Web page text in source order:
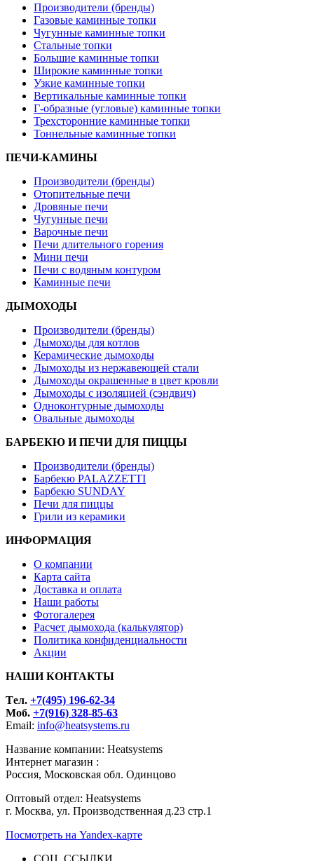
Производители (бренды)
Газовые каминные топки
Чугунные каминные топки
Стальные топки
Большие каминные топки
Широкие каминные топки
Узкие каминные топки
Вертикальные каминные топки
Г-образные (угловые) каминные топки
Трехсторонние каминные топки
Тоннельные каминные топки
ПЕЧИ-КАМИНЫ
Производители (бренды)
Отопительные печи
Дровяные печи
Чугунные печи
Варочные печи
Печи длительного горения
Мини печи
Печи с водяным контуром
Каминные печи
ДЫМОХОДЫ
Производители (бренды)
Дымоходы для котлов
Керамические дымоходы
Дымоходы из нержавеющей стали
Дымоходы окрашенные в цвет кровли
Дымоходы с изоляцией (сэндвич)
Одноконтурные дымоходы
Овальные дымоходы
БАРБЕКЮ И ПЕЧИ ДЛЯ ПИЦЦЫ
Производители (бренды)
Барбекю PALAZZETTI
Барбекю SUNDAY
Печи для пиццы
Грили из керамики
ИНФОРМАЦИЯ
О компании
Карта сайта
Доставка и оплата
Наши работы
Фотогалерея
Расчет дымохода (калькулятор)
Политика конфиденциальности
Акции
НАШИ КОНТАКТЫ
Tел. +7(495) 196-62-34
Моб. +7(916) 328-85-63
Email: info@heatsystems.ru
Название компании: Heatsystems
Интернет магазин :
Россия, Московская обл. Одинцово
Оптовый отдел: Heatsystems
г. Москва, ул. Производственная д.23 стр.1
Посмотреть на Yandex-карте
СОЦ. ССЫЛКИ